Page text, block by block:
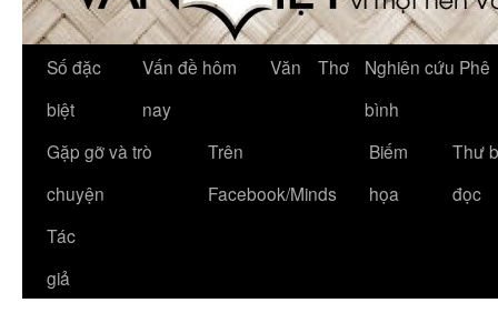
Số đặc
biệt
Vấn đề hôm
nay
Văn Thơ
Nghiên cứu Phê
bình
Gặp gỡ và trò
chuyện
Trên
Facebook/Minds
Biếm
họa
Thư
đọc
Tác
giả